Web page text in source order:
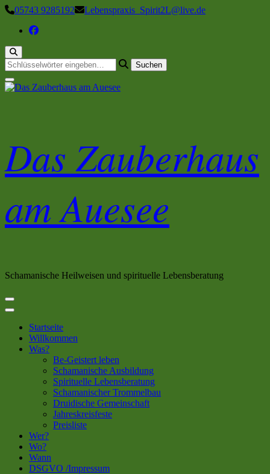
Zum
springen
05743 9285192 Lebenspraxis_Spirit2L@live.de
Suchst
du
nach
Das Zauberhaus
am Auesee
Schamanische Heilweisen und spirituelle Lebensberatung
Startseite
Willkommen
Was?
Be-Geistert leben
Schamanische Ausbildung
Spirituelle Lebensberatung
Schamanischer Trommelbau
Druidische Gemeinschaft
Jahreskreisfeste
Preisliste
Wer?
Wo?
Wann
DSGVO /Impressum